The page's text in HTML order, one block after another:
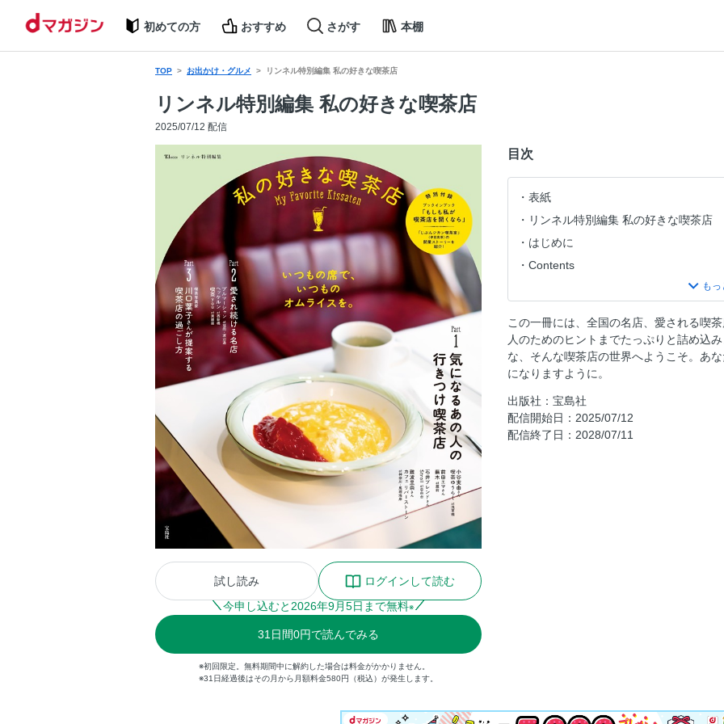
初めての方 おすすめ さがす 本棚
TOP お出かけ・グルメ リンネル特別編集 私の好きな喫茶店
リンネル特別編集 私の好きな喫茶店
2025/07/12 配信
試し読み
ログインして読む
今申し込むと 2026年9月5日まで無料※
31 日間0円で読んでみる
※初回限定。無料期間中に解約した場合は料金がかかりません。
※31日経過後はその月から月額料金580円（税込）が発生します。
目次
表紙
リンネル特別編集 私の好きな喫茶店
はじめに
Contents
アール座読書館（高円寺） 扉の向こ
01|モデル小谷実由さん×喫茶ゆうら
02|モデル 前田エマさん×蕪木（蔵前）
03|芸人／GOODFEELING COFFEE
台）
04|東京喫茶店研究所 二代目所長 難波
堀海岸）
ール（神保町）
この一冊には、全国の名店、愛される喫
人のためのヒントまでたっぷりと詰め込
な、そんな喫茶店の世界へようこそ。あ
になりますように。
出版社：宝島社
配信開始日：2025/07/12
配信終了日：2028/07/11